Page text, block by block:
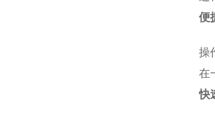
便
操
在
快